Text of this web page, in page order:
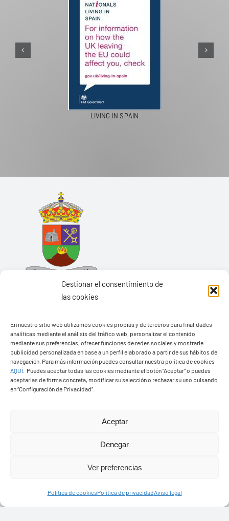
Gestionar el consentimiento de
las cookies
En nuestro sitio web utilizamos cookies propias y de terceros para finalidades
analíticas mediante el análisis del tráfico web, personalizar el contenido
mediante sus preferencias, ofrecer funciones de redes sociales y mostrarle
publicidad personalizada en base a un perfil elaborado a partir de sus hábitos de
navegación. Para más información puedes consultar nuestra política de cookies
AQUÍ
Puedes aceptar todas las cookies mediante el botón “Aceptar” o puedes
aceptarlas de forma concreta, modificar su selección o rechazar su uso pulsando
en “Configuración de Privacidad”.
Aceptar
Denegar
Ver preferencias
Política de cookiesPolítica de privacidadAviso legal
LIVING IN SPAIN
Ayuntamiento de Yaiza
Pza. de Los Remedios, 1
35570 – Yaiza
Tel:928 83 62 20
© Copyright2026 Ayuntamiento de Yaiza - Todos los